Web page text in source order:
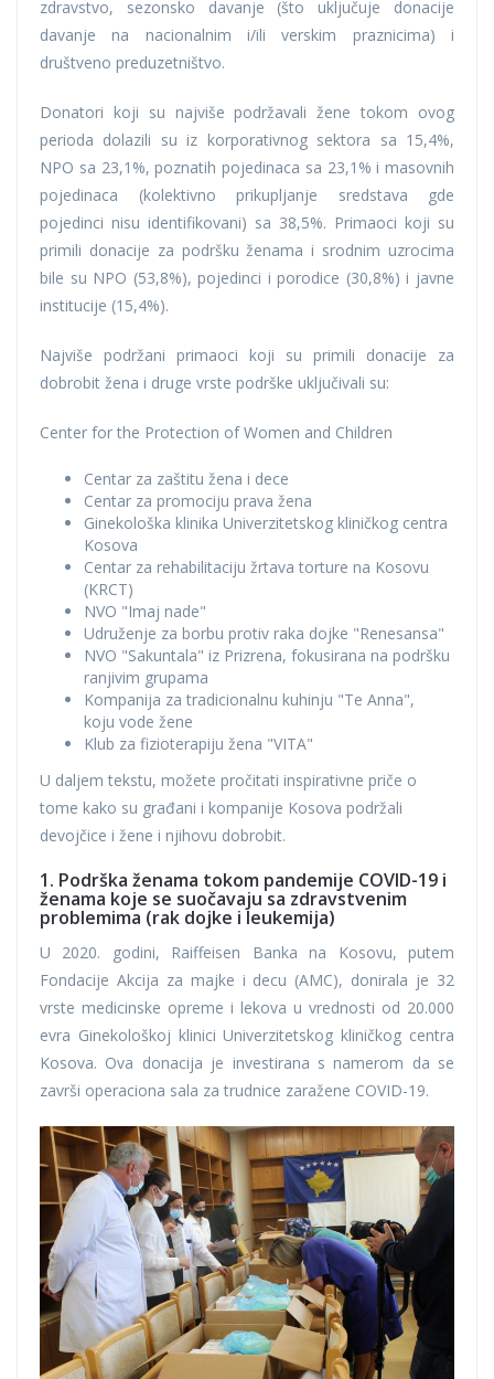
zdravstvo, sezonsko davanje (što uključuje donacije
davanje na nacionalnim i/ili verskim praznicima) i
društveno preduzetništvo.
Donatori koji su najviše podržavali žene tokom ovog
perioda dolazili su iz korporativnog sektora sa 15,4%,
NPO sa 23,1%, poznatih pojedinaca sa 23,1% i masovnih
pojedinaca (kolektivno prikupljanje sredstava gde
pojedinci nisu identifikovani) sa 38,5%. Primaoci koji su
primili donacije za podršku ženama i srodnim uzrocima
bile su NPO (53,8%), pojedinci i porodice (30,8%) i javne
institucije (15,4%).
Najviše podržani primaoci koji su primili donacije za
dobrobit žena i druge vrste podrške uključivali su:
Center for the Protection of Women and Children
Centar za zaštitu žena i dece
Centar za promociju prava žena
Ginekološka klinika Univerzitetskog kliničkog centra
Kosova
Centar za rehabilitaciju žrtava torture na Kosovu
(KRCT)
NVO "Imaj nade"
Udruženje za borbu protiv raka dojke "Renesansa"
NVO "Sakuntala" iz Prizrena, fokusirana na podršku
ranjivim grupama
Kompanija za tradicionalnu kuhinju "Te Anna",
koju vode žene
Klub za fizioterapiju žena "VITA"
U daljem tekstu, možete pročitati inspirativne priče o
tome kako su građani i kompanije Kosova podržali
devojčice i žene i njihovu dobrobit.
1. Podrška ženama tokom pandemije COVID-19 i
ženama koje se suočavaju sa zdravstvenim
problemima (rak dojke i leukemija)
U 2020. godini, Raiffeisen Banka na Kosovu, putem
Fondacije Akcija za majke i decu (AMC), donirala je 32
vrste medicinske opreme i lekova u vrednosti od 20.000
evra Ginekološkoj klinici Univerzitetskog kliničkog centra
Kosova. Ova donacija je investirana s namerom da se
završi operaciona sala za trudnice zaražene COVID-19.